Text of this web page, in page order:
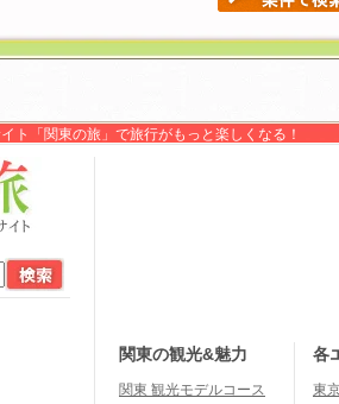
ト「関東の旅」で旅行がもっと楽しくなる！
関東の観光&魅力
関東 観光モデルコース
各
東